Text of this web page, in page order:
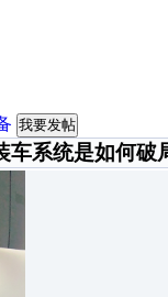
我要发帖
车系统是如何破